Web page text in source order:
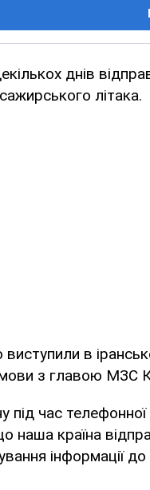
днів
літака.
в
з главою МЗС
під час
наша країна
інформації